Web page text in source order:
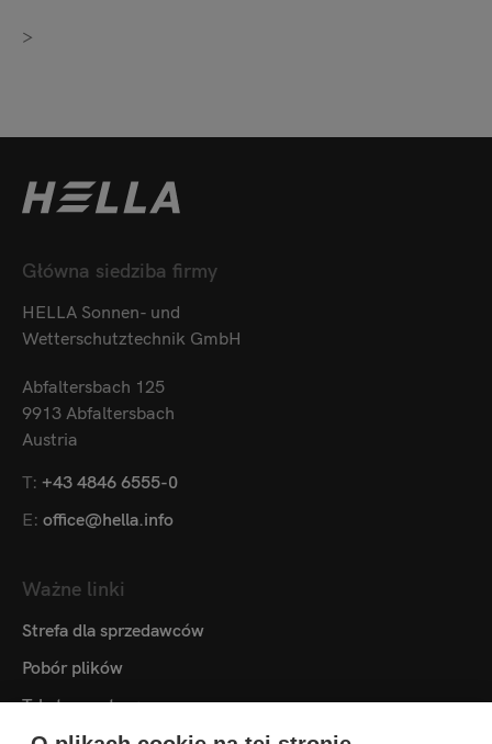
>
Główna siedziba firmy
HELLA Sonnen- und
Wetterschutztechnik GmbH
Abfaltersbach 125
9913 Abfaltersbach
Austria
T: +43 4846 6555-0
E: office@hella.info
Ważne linki
Strefa dla sprzedawców
Pobór plików
Teksty przetargowe